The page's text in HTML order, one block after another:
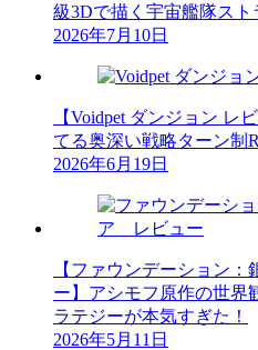
級3Dで描く宇宙艦隊スト
2026年7月10日
【Voidpet ダンジョン レ
てる奥深い戦略ターン制
2026年6月19日
【ファウンデーション：
ー】アシモフ原作の世界
ラテジーが本気すぎた！
2026年5月11日